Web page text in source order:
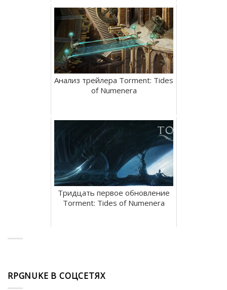
Анализ трейлера Torment: Tides
of Numenera
Тридцать первое обновление
Torment: Tides of Numenera
RPGNUKE В СОЦСЕТЯХ